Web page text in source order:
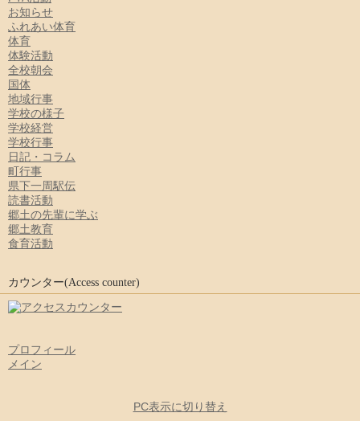
お知らせ
ふれあい体育
体育
体験活動
全校朝会
国体
地域行事
学校の様子
学校経営
学校行事
日記・コラム
町行事
県下一周駅伝
読書活動
郷土の先輩に学ぶ
郷土教育
食育活動
カウンター(Access counter)
プロフィール
メイン
PC表示に切り替え